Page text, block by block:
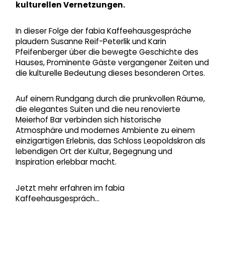
kulturellen Vernetzungen.
In dieser Folge der fabia Kaffeehausgespräche
plaudern Susanne Reif-Peterlik und Karin
Pfeifenberger über die bewegte Geschichte des
Hauses, Prominente Gäste vergangener Zeiten und
die kulturelle Bedeutung dieses besonderen Ortes.
Auf einem Rundgang durch die prunkvollen Räume,
die elegantes Suiten und die neu renovierte
Meierhof Bar verbinden sich historische
Atmosphäre und modernes Ambiente zu einem
einzigartigen Erlebnis, das Schloss Leopoldskron als
lebendigen Ort der Kultur, Begegnung und
Inspiration erlebbar macht.
Jetzt mehr erfahren im fabia
Kaffeehausgespräch…